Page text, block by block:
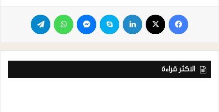
الاكثر قراءة